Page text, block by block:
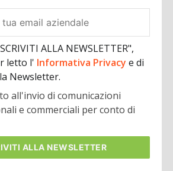
ALLA NEWSLETTER",
letto l' Informativa Privacye di
Newsletter.
all'invio di comunicazioni
e commerciali per conto di
ALLA NEWSLETTER